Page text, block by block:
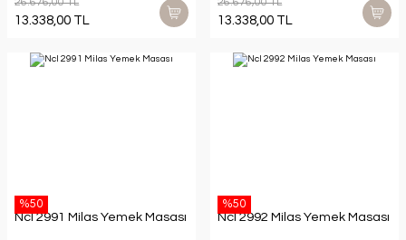
13.338,00 TL 13.338,00 TL
%50
Ncl 2991 Milas Yemek Masası
%50
Ncl 2992 Milas Yemek Masası